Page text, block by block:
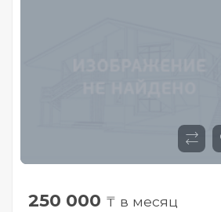
250 000 ₸ в месяц